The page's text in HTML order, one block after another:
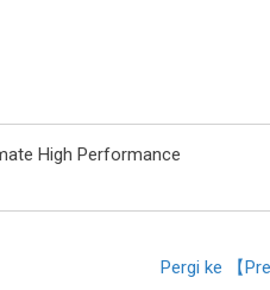
High Performance
Pergi ke 【